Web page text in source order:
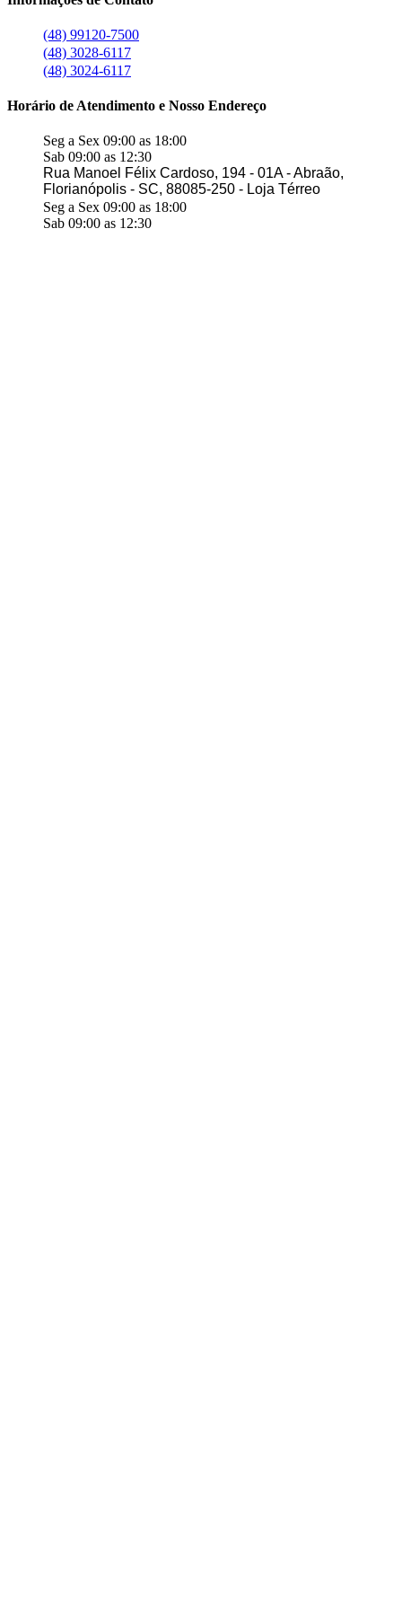
(48) 99120-7500
(48) 3028-6117
(48) 3024-6117
Horário de Atendimento e Nosso Endereço
Seg a Sex 09:00 as 18:00
Sab 09:00 as 12:30
Rua Manoel Félix Cardoso, 194 - 01A - Abraão,
Florianópolis - SC, 88085-250 - Loja Térreo
Seg a Sex 09:00 as 18:00
Sab 09:00 as 12:30